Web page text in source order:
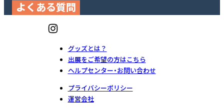
よくある質問
グッズとは？
出展をご希望の方はこちら
ヘルプセンター・お問い合わせ
プライバシーポリシー
運営会社